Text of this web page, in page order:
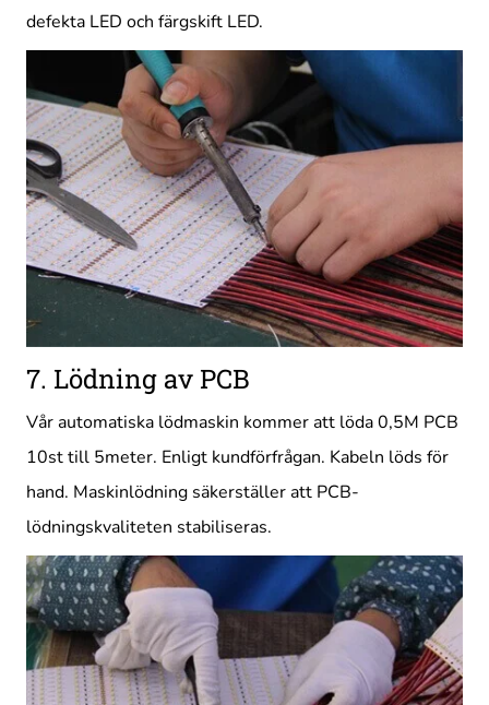
defekta LED och färgskift LED.
7. Lödning av PCB
Vår automatiska lödmaskin kommer att löda 0,5M PCB
10st till 5meter. Enligt kundförfrågan. Kabeln löds för
hand. Maskinlödning säkerställer att PCB-
lödningskvaliteten stabiliseras.